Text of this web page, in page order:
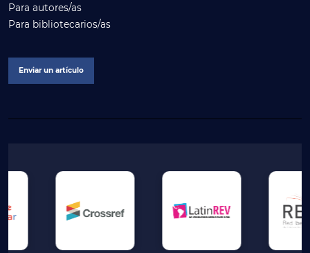
Para autores/as
Para bibliotecarios/as
Enviar un artículo